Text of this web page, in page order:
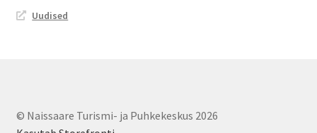
Uudised
© Naissaare Turismi- ja Puhkekeskus 2026